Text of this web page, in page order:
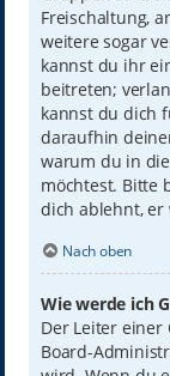
Freischaltung,
weitere sogar
kannst du ihr
beitreten;
kannst du dich
daraufhin
warum du in
möchtest. Bitte
dich ablehnt,
Nach oben
Wie werde ich
Der Leiter
Board-